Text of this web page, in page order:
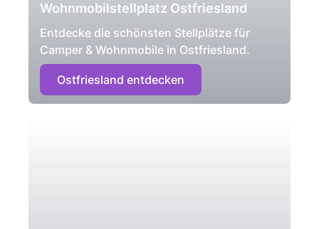
Wohnmobilstellplatz Ostfriesland
Entdecke die schönsten Stellplätze für
Camper & Wohnmobile in Ostfriesland.
Ostfriesland entdecken